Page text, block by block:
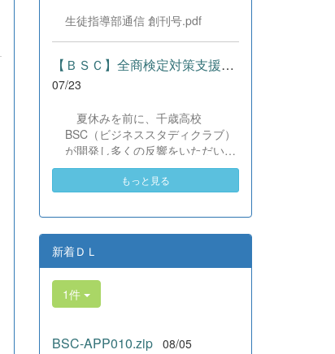
糧に、さらに表現力に磨きをか
ぬご声援をよろしくお願いいたし
ヨー釣りや綿あめ、盆踊りなどを
満喫。浴衣姿でイベントを彩った
1年生や、経験を生かして頼もし
く場を仕切る3年生など、生徒た
ちは言葉や国境を超えて笑顔で交
は、「国籍や年齢を問わず笑顔で
寄り添い、自分で考えて動く姿が
素晴らしい。異文化理解のマイン
ドが自然と身についている」と、
賞賛の声をいただきました！ 教室
う広いフィールドで本領を発揮す
る教養科生たち。多文化共生社会
を引っ張る頼もしい姿に、誇らし
さでいっぱいです。 教養科生、ど
んどん外へ飛び出そう！ その温か
い心と行動力を磨き、世界を笑顔
生徒指導部通信 創刊号.pdf
【ＢＳＣ】全商検定対策支援ポータルサイト「Compath（コンパス）...
07/23
夏休みを前に、千歳高校
BSC（ビジネススタディクラブ）
が開発し多くの反響をいただいて
いる、全商検定合格支援ポータル
サイト『Compath（コンパス）』
ました。 今回もユーザーの皆様
からいただいたアンケートのご意
見をもとに、BSC部員のプログラ
ミングチームがデバッグ（不具合
修正）から新機能の実装までを行
いました。今回のアップデートで
は、ビジネス計算・簿記・ビジネ
務分析・ビジネスコミュニケーシ
もっと見る
新着ＤＬ
1件
BSC-APP010.zip 08/05